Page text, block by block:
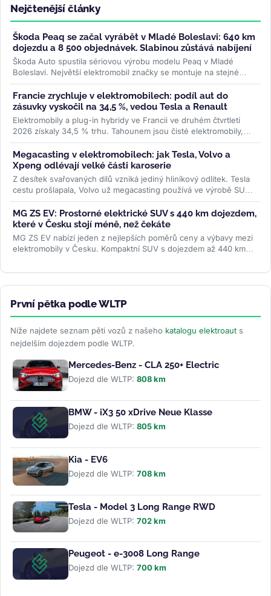
Nejčtenější články
Škoda Peaq se začal vyrábět v Mladé Boleslavi: 640 km
dojezdu a 8 500 objednávek. Slabinou zůstává nabíjení
Škoda Auto spustila sériovou výrobu modelu Peaq v Mladé
Boleslavi. Největší elektromobil značky se montuje na stejné
lince jako Enyaq a...>>
Francie zrychluje v elektromobilech: podíl aut do
zásuvky vyskočil na 34,5 %, vedou Tesla a Renault
Elektromobily a plug-in hybridy ve Francii ve druhém čtvrtletí
2026 získaly 34,5 % trhu. Tahounem jsou čisté elektromobily,
jejichž registrace...>>
Megacasting v elektromobilech: jak Tesla, Volvo a
Xpeng odlévají velké části karoserie
Z desítek svařovaných dílů vzniká jediný hliníkový odlitek. Tesla
cestu prošlapala, Volvo už megacasting používá ve výrobě SUV
EX60 a...>>
MG ZS EV: Prostorné elektrické SUV s 440 km dojezdem,
které v Česku stojí méně, než čekáte
MG ZS EV nabízí jeden z nejlepších poměrů ceny a výbavy mezi
elektromobily v Česku. Kompaktní SUV s dojezdem až 440 km
První pětka podle WLTP
Níže najdete seznam pěti vozů z našeho katalogu elektroaut s
nejdelším dojezdem podle WLTP.
Mercedes-Benz - CLA 250+ Electric
Dojezd dle WLTP: 808 km
BMW - iX3 50 xDrive Neue Klasse
Dojezd dle WLTP: 805 km
Kia - EV6
Dojezd dle WLTP: 708 km
Tesla - Model 3 Long Range RWD
Dojezd dle WLTP: 702 km
Peugeot - e-3008 Long Range
Dojezd dle WLTP: 700 km